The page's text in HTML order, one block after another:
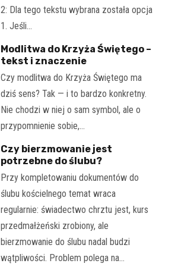
2: Dla tego tekstu wybrana została opcja
1. Jeśli…
Modlitwa do Krzyża Świętego –
tekst i znaczenie
Czy modlitwa do Krzyża Świętego ma
dziś sens? Tak — i to bardzo konkretny.
Nie chodzi w niej o sam symbol, ale o
przypomnienie sobie,…
Czy bierzmowanie jest
potrzebne do ślubu?
Przy kompletowaniu dokumentów do
ślubu kościelnego temat wraca
regularnie: świadectwo chrztu jest, kurs
przedmałżeński zrobiony, ale
bierzmowanie do ślubu nadal budzi
wątpliwości. Problem polega na…